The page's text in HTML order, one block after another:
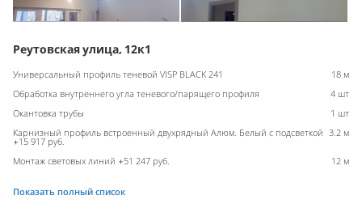
Реутовская улица, 12к1
Универсальный профиль теневой VISP BLACK 241
18 м
Обработка внутреннего угла теневого/парящего профиля
4 шт
Окантовка трубы
1 шт
Карнизный профиль встроенный двухрядный Алюм. Белый с подсветкой
+15 917 руб.
3.2 м
Монтаж световых линий +51 247 руб. 12 м
Показать полный список